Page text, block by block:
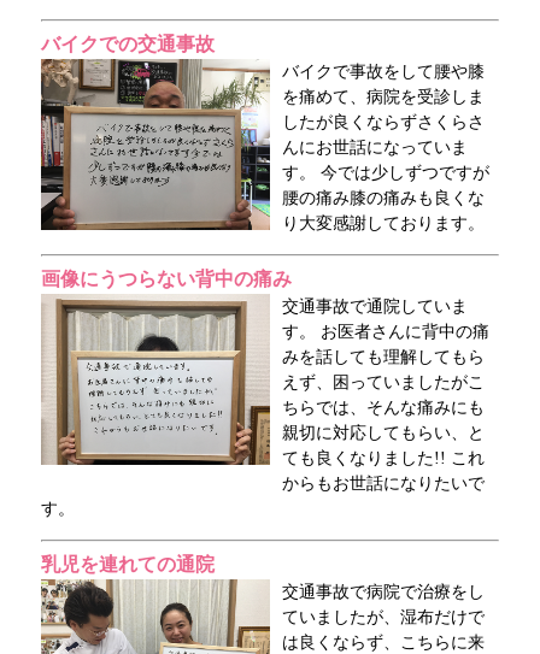
バイクでの交通事故
バイクで事故をして腰や膝
を痛めて、病院を受診しま
したが良くならずさくらさ
んにお世話になっていま
す。 今では少しずつですが
腰の痛み膝の痛みも良くな
り大変感謝しております。
画像にうつらない背中の痛み
交通事故で通院していま
す。 お医者さんに背中の痛
みを話しても理解してもら
えず、困っていましたがこ
ちらでは、そんな痛みにも
親切に対応してもらい、と
ても良くなりました!! これ
からもお世話になりたいで
す。
乳児を連れての通院
交通事故で病院で治療をし
ていましたが、湿布だけで
は良くならず、こちらに来